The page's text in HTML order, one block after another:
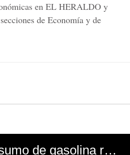
en EL HERALDO y
de Economía y de
¿Por qué se incrementa el consumo de gasolina regular sobre la superior en Honduras?